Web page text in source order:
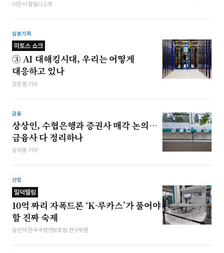
이은서 칼럼니스트
심층기획
미토스 쇼크
③ AI 대해킹시대, 우리는 어떻게
대응하고 있나
강은경 기자
금융
상상인, 수협은행과 증권사 매각 논의…
금융사 다 정리하나
심지영 기자
산업
밀덕텔링
10억 짜리 자폭드론 ‘K-루카스’가 풀어야
할 진짜 숙제
김민석 한국국방안보포럼 연구위원